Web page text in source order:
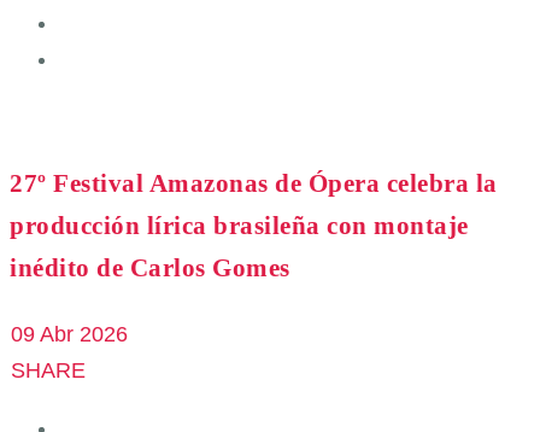
27º Festival Amazonas de Ópera celebra la
producción lírica brasileña con montaje
inédito de Carlos Gomes
09 Abr 2026
SHARE